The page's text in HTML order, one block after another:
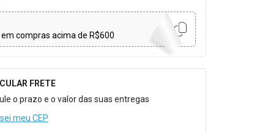
em compras acima de R$600
para Calcular o Frete
FRETE
o prazo e o valor das suas entregas
meu CEP